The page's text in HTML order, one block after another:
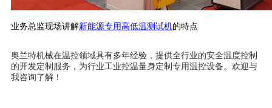
业务总监现场讲解新能源专用高低温测试机的特点
奥兰特机械在温控领域具有多年经验，提供全行业的安全温度控制
的开发定制服务，为行业工业控温量身定制专用温控设备。欢迎与
我咨询了解！